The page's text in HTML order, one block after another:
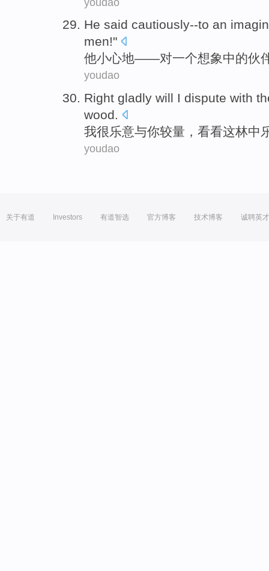
He said cautiously--to an
men!"
他小心地——对一个想象中的伙
youdao
Right gladly will I dispute with
wood.
我很乐意与你较量 ，看看这林中
youdao
关于有道 Investors 有道智选 官方博客 技术博客 诚聘英才